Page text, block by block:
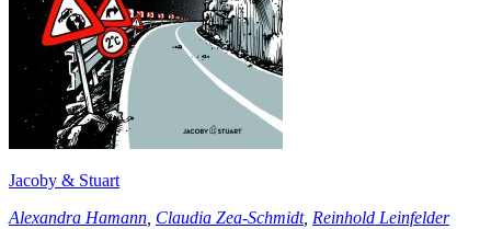
Jacoby & Stuart
Alexandra Hamann, Claudia Zea-Schmidt, Reinhold Leinfelder